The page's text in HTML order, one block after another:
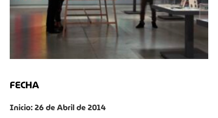
FECHA
Inicio: 26 de Abril de 2014